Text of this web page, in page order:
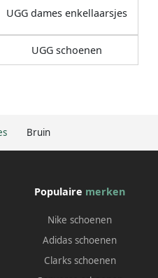
Bruin
UGG dames enkellaarsjes
UGG schoenen
Populaire merken
Nike schoenen
Adidas schoenen
Clarks schoenen